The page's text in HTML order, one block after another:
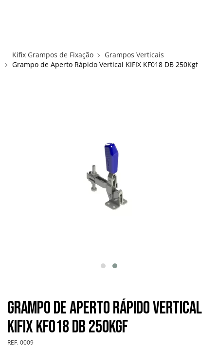
FUSOS RÁPIDOS
GRAMPOS VERTICAIS
OUTROS
Kifix Grampos de Fixação
Grampos Verticais
Grampo de Aperto Rápido Vertical KIFIX KF018 DB 250Kgf
Grampo de Aperto Rápido Vertical
KIFIX KF018 DB 250Kgf
REF.0009